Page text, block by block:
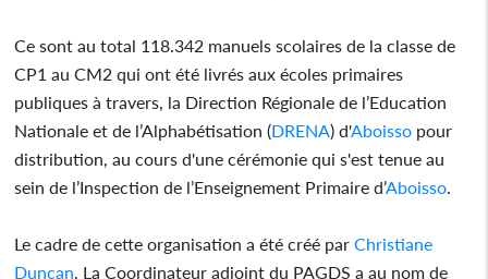
Ce sont au total 118.342 manuels scolaires de la classe de
CP1 au CM2 qui ont été livrés aux écoles primaires
publiques à travers, la Direction Régionale de l’Education
Nationale et de l’Alphabétisation (DRENA) d'Aboisso pour
distribution, au cours d'une cérémonie qui s'est tenue au
sein de l’Inspection de l’Enseignement Primaire d’Aboisso
Le cadre de cette organisation a été créé parChristiane
Duncan . La Coordinateur adjoint du PAGDS a au nom de